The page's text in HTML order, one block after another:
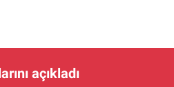
açıkladı